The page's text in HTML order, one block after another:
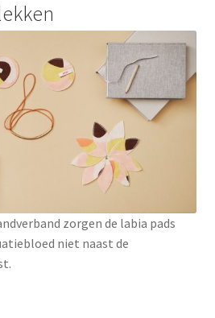
zorgen de labia pads
niet naast de